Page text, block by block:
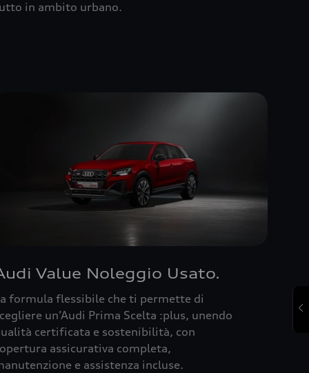
in ambito urbano.
Value Noleggio Usato.
formula flessibile che ti permette di
un’Audi Prima Scelta :plus, unendo
certificata e sostenibilità, con
assicurativa completa,
e assistenza incluse.